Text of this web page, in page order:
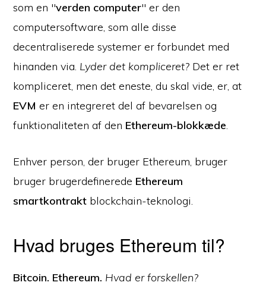
som en "verden computer" er den
computersoftware, som alle disse
decentraliserede systemer er forbundet med
hinanden via. Lyder det kompliceret? Det er ret
kompliceret, men det eneste, du skal vide, er, at
EVM er en integreret del af bevarelsen og
funktionaliteten af den Ethereum-blokkæde.
Enhver person, der bruger Ethereum, bruger
bruger brugerdefinerede Ethereum
smartkontrakt blockchain-teknologi.
Hvad bruges Ethereum til?
Bitcoin. Ethereum. Hvad er forskellen?